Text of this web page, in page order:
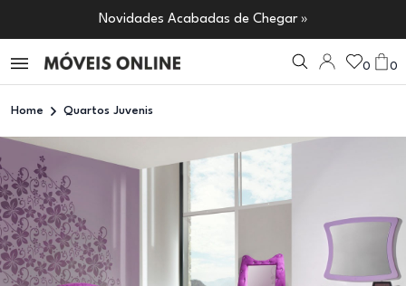
Novidades Acabadas de Chegar »
0 0
Home Quartos Juvenis